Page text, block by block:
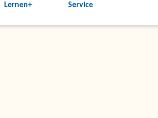
Lernen+ Service